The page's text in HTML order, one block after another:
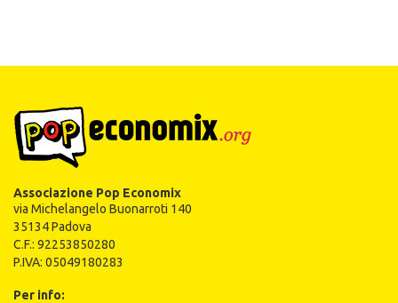
Associazione Pop Economix
via Michelangelo Buonarroti 140
35134 Padova
C.F.: 92253850280
P.IVA: 05049180283
Per info: